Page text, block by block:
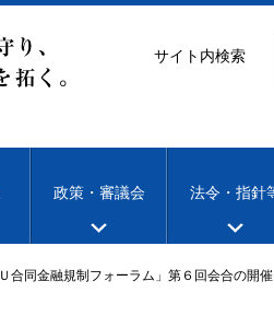
サイト内検索
政策・審議会 法令・指針
Ｕ合同金融規制フォーラム」第６回会合の開